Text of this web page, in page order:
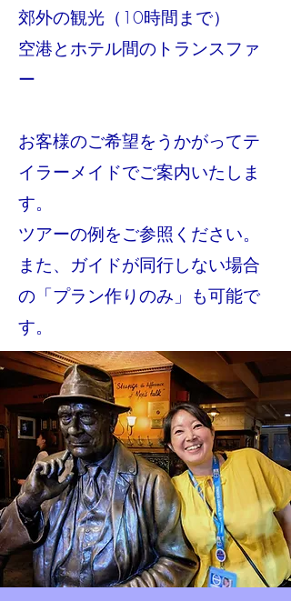
郊外の観光（10時間まで）
空港とホテル間のトランスファ
ー
お客様のご希望をうかがってテ
イラーメイドでご案内いたしま
す。
ツアーの例をご参照ください。​
また、ガイドが同行しない場合
の「プラン作りのみ」も可能で
す。